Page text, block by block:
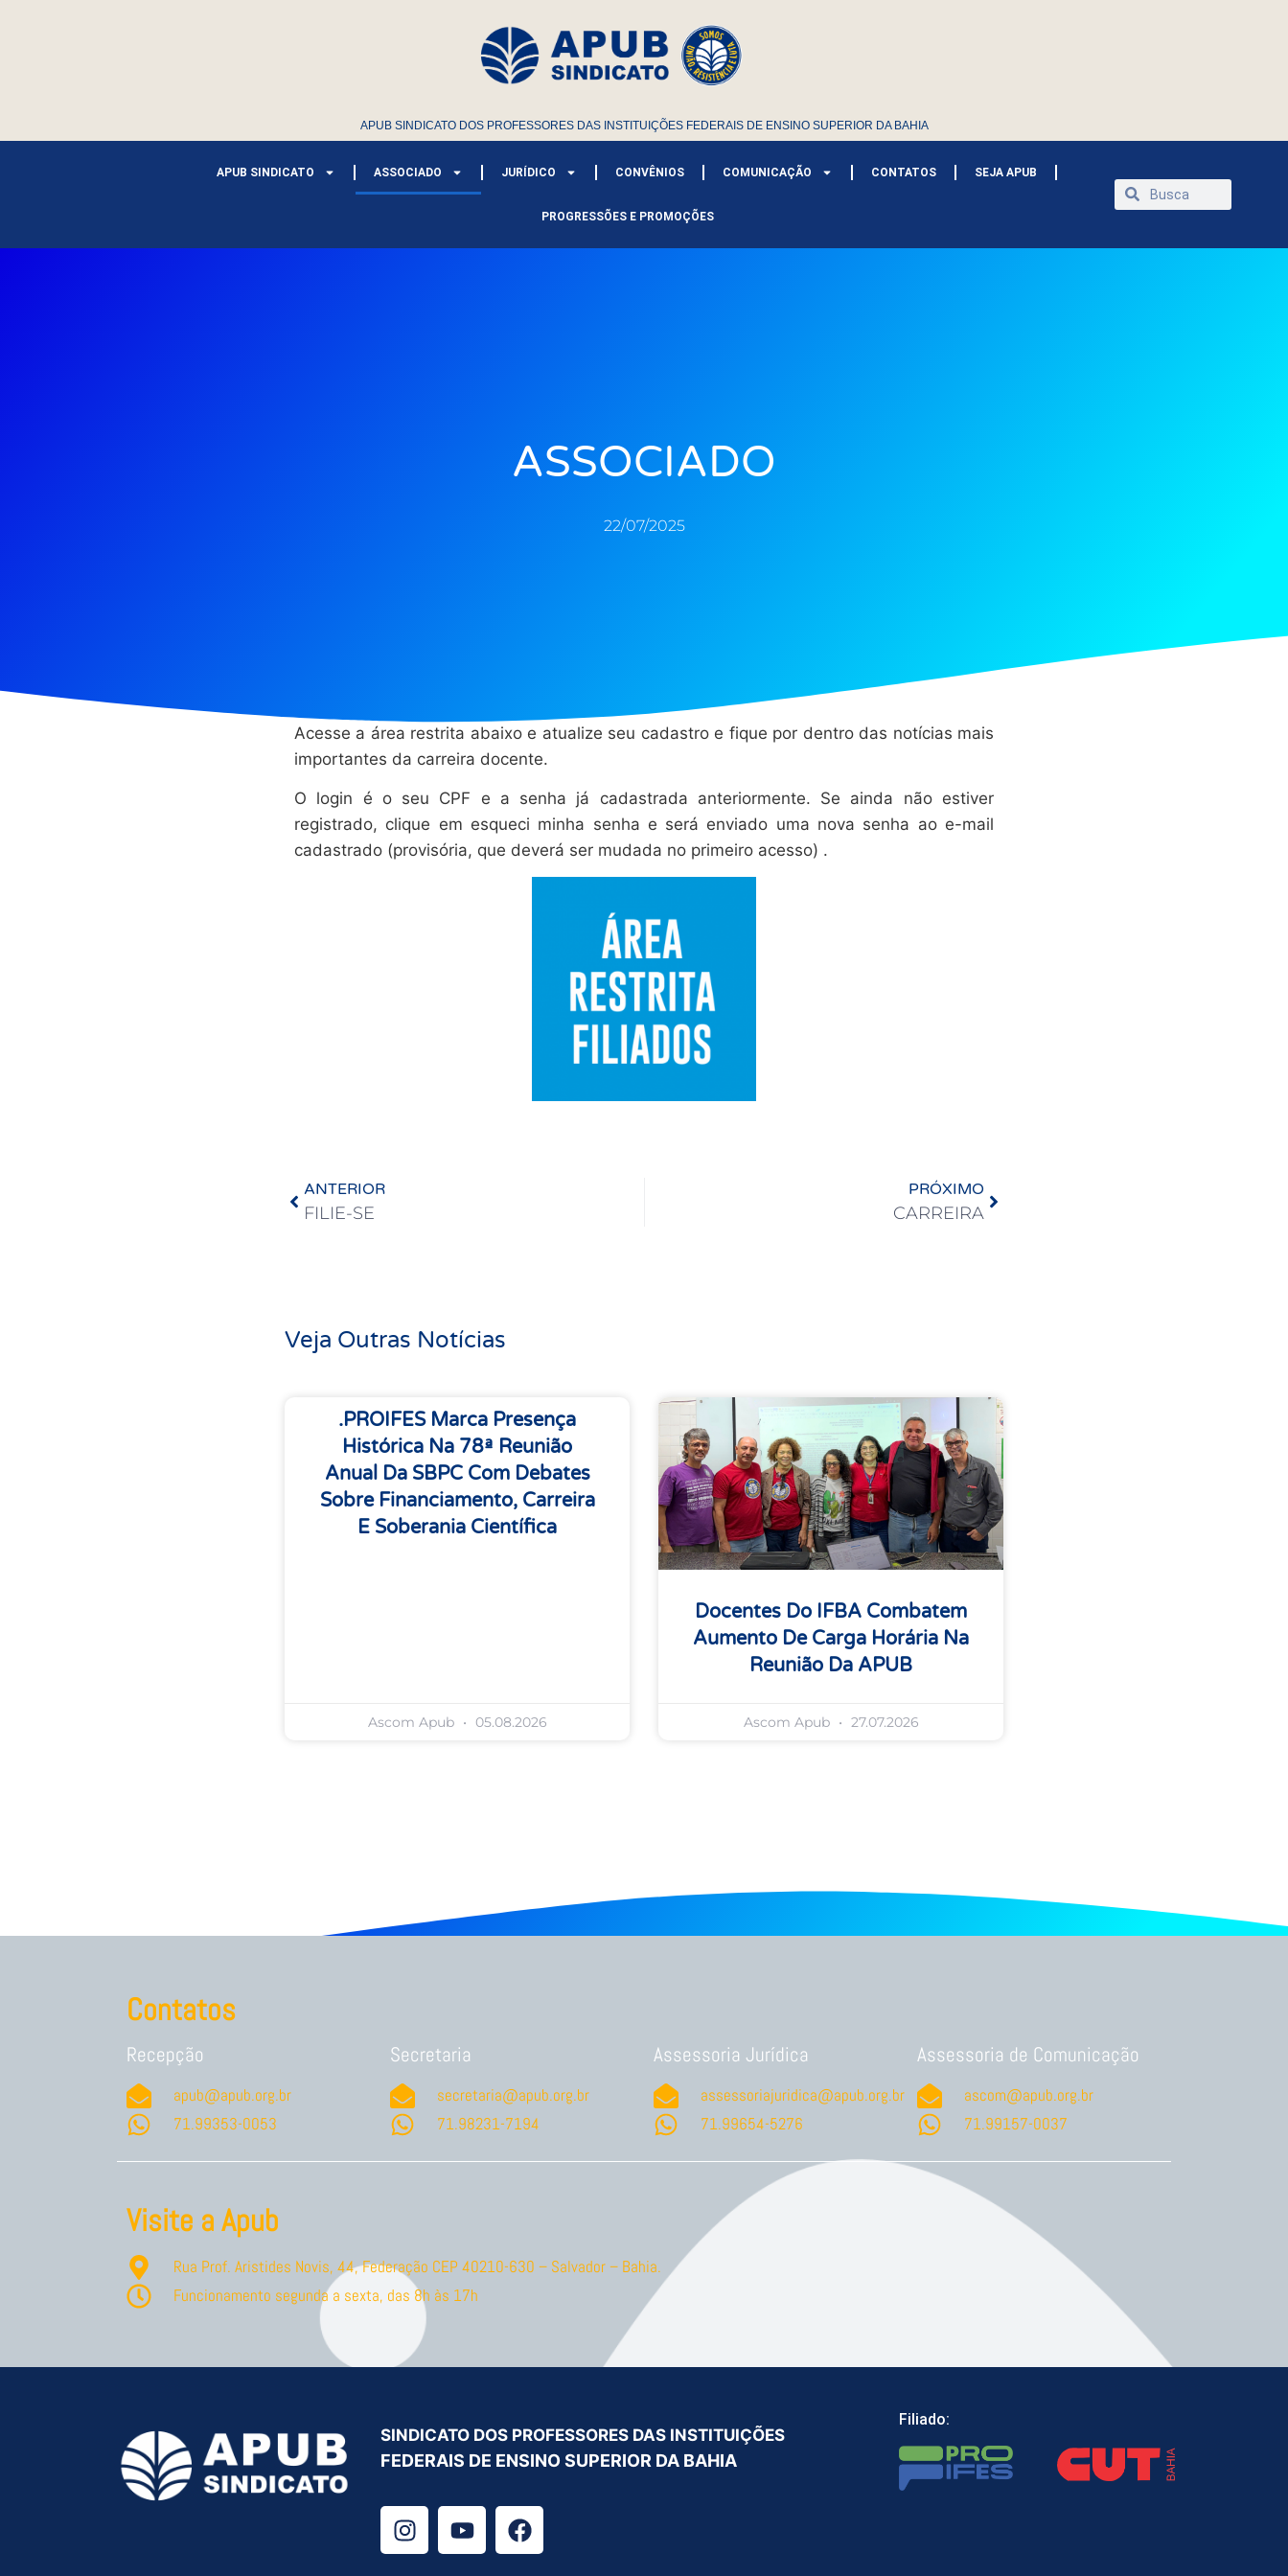
APUB SINDICATO DOS PROFESSORES DAS INSTITUIÇÕES FEDERAIS DE ENSINO SUPERIOR DA BAHIA
APUB SINDICATO ASSOCIADO JURÍDICO CONVÊNIOS COMUNICAÇÃO CONTATOS SEJA APUB
PROGRESSÕES E PROMOÇÕES
ASSOCIADO
22/07/2025
Acesse a área restrita abaixo e atualize seu cadastro e fique por dentro das notícias mais
importantes da carreira docente.
O login é o seu CPF e a senha já cadastrada anteriormente. Se ainda não estiver
registrado, clique em esqueci minha senha e será enviado uma nova senha ao e-mail
cadastrado (provisória, que deverá ser mudada no primeiro acesso) .
ANTERIOR
FILIE-SE
PRÓXIMO
CARREIRA
Veja Outras Notícias
.PROIFES Marca Presença
Histórica Na 78ª Reunião
Anual Da SBPC Com Debates
Sobre Financiamento, Carreira
E Soberania Científica
Ascom Apub 05.08.2026
Docentes Do IFBA Combatem
Aumento De Carga Horária Na
Reunião Da APUB
Ascom Apub 27.07.2026
Contatos
Recepção
apub@apub.org.br
71.99353-0053
Secretaria
secretaria@apub.org.br
71.98231-7194
Assessoria Jurídica
assessoriajuridica@apub.org.br
71.99654-5276
Assessoria de Comunicação
ascom@apub.org.br
71.99157-0037
Visite a Apub
Rua Prof. Aristides Novis, 44, Federação CEP 40210-630 – Salvador – Bahia.
Funcionamento segunda a sexta, das 8h às 17h
SINDICATO DOS PROFESSORES DAS INSTITUIÇÕES
FEDERAIS DE ENSINO SUPERIOR DA BAHIA
Filiado: